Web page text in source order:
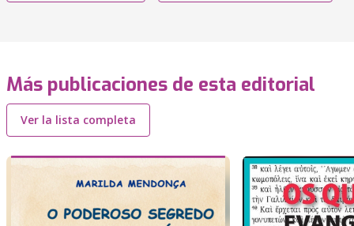
Más publicaciones de esta editorial
Ver la lista completa